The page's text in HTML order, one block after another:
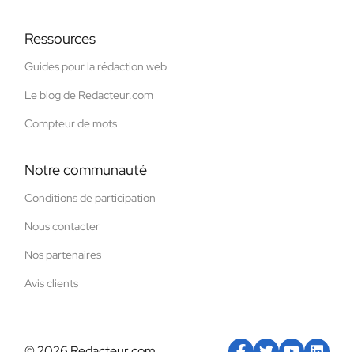
Ressources
Guides pour la rédaction web
Le blog de Redacteur.com
Compteur de mots
Notre communauté
Conditions de participation
Nous contacter
Nos partenaires
Avis clients